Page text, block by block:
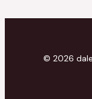
© 2026